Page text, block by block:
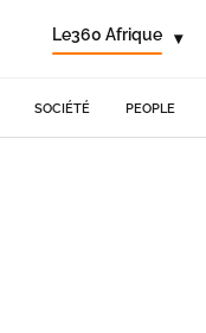
Le360 Afrique ▾
SOCIÉTÉ PEOPLE